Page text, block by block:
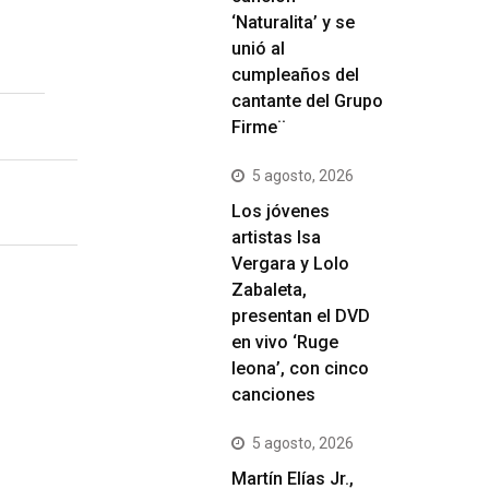
‘Naturalita’ y se
unió al
cumpleaños del
cantante del Grupo
Firme¨
5 agosto, 2026
Los jóvenes
artistas Isa
Vergara y Lolo
Zabaleta,
presentan el DVD
en vivo ‘Ruge
leona’, con cinco
canciones
5 agosto, 2026
Martín Elías Jr.,